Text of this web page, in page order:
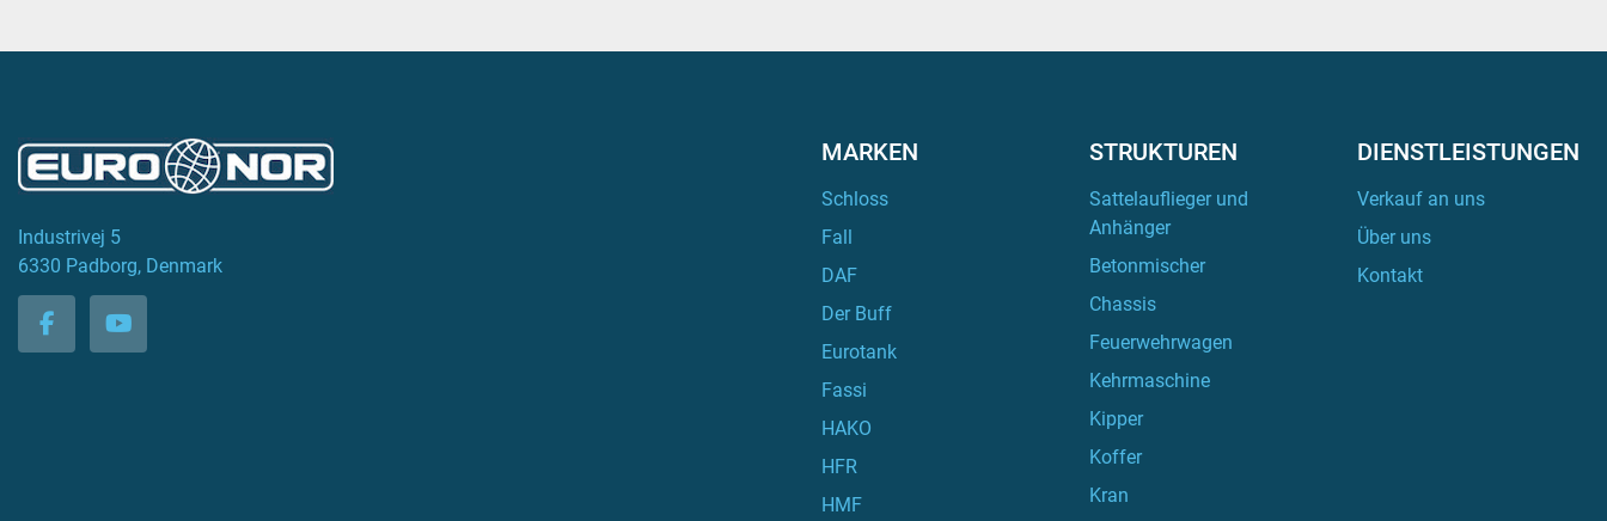
Industrivej 5
6330 Padborg, Denmark
facebookyoutube
MARKEN
Schloss
Fall
DAF
Der Buff
Eurotank
Fassi
HAKO
HFR
HMF
STRUKTUREN
Sattelauflieger und
Anhänger
Betonmischer
Chassis
Feuerwehrwagen
Kehrmaschine
Kipper
Koffer
Kran
DIENSTLEISTUNGEN
Verkauf an uns
Über uns
Kontakt